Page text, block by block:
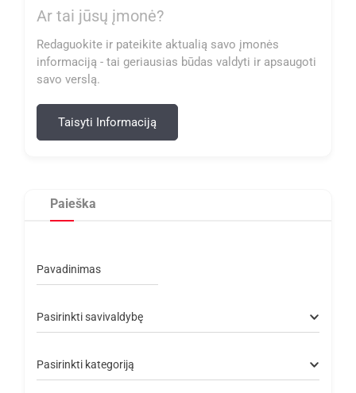
Ar tai jūsų įmonė?
Redaguokite ir pateikite aktualią savo įmonės
informaciją - tai geriausias būdas valdyti ir apsaugoti
savo verslą.
Taisyti Informaciją
Paieška
Pavadinimas
Pasirinkti savivaldybę
Pasirinkti kategoriją